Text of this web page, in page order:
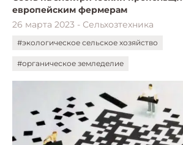
европейским фермерам
26 марта 2023 - Сельхозтехника
#экологическое сельское хозяйство
#органическое земледелие